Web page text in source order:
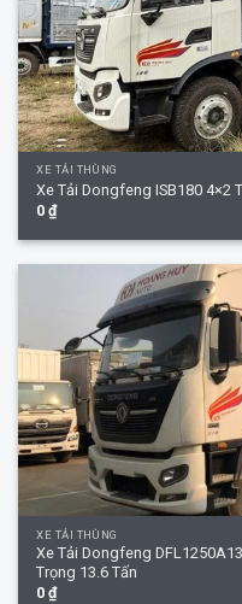
XE TẢI THÙNG
Xe Tải Dongfeng ISB180 4×2
0₫
XE TẢI THÙNG
Xe Tải Dongfeng
Trọng 13.6 Tấn
0₫